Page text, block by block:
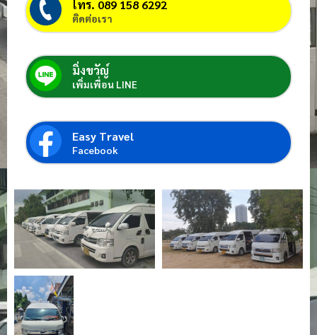
โทร. 089 158 6292
ติดต่อเรา
มิ่งขวัญ์
เพิ่มเพื่อน LINE
Easy Travel
Facebook